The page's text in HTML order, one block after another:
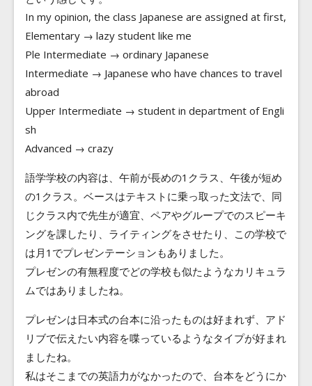
In my opinion, the class Japanese are assigned at first,
Elementary → lazy student like me
Ple Intermediate → ordinary Japanese
Intermediate → Japanese who have chances to travel
abroad
Upper Intermediate → student in department of Engli
sh
Advanced → crazy
語学学校の内容は、午前が長めの1クラス、午後が短め
の1クラス。ベースはテキストに乗っ取った文法で、同
じクラス内で先生が適宜、ペアやグループでのスピーキ
ングを課したり、ライティングをさせたり、この学校で
は月1でプレゼンテーションもありました。
プレゼンの有無程度でどの学校も似たようなカリキュラ
ムではありましたね。
プレゼンは日本式の台本に沿ったものは好まれず、アド
リブで伝えたい内容を喋っているようなタイプが好まれ
ましたね。
私はそこまでの英語力がなかったので、台本をどうにか